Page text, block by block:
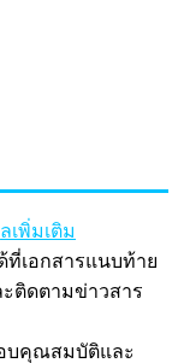
เพิ่มเติม
ที่เอกสารแนบท้าย
ะติดตามข่าวสาร
บคุณสมบัติและ